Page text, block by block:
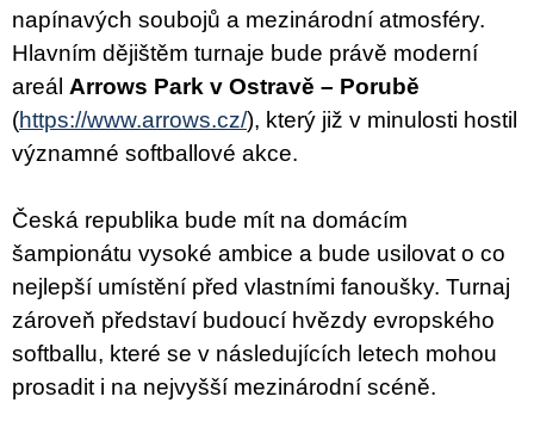
napínavých soubojů a mezinárodní atmosféry.
Hlavním dějištěm turnaje bude právě moderní
areál Arrows Park v Ostravě – Porubě
(https://www.arrows.cz/), který již v minulosti hostil
významné softballové akce.
Česká republika bude mít na domácím
šampionátu vysoké ambice a bude usilovat o co
nejlepší umístění před vlastními fanoušky. Turnaj
zároveň představí budoucí hvězdy evropského
softballu, které se v následujících letech mohou
prosadit i na nejvyšší mezinárodní scéně.